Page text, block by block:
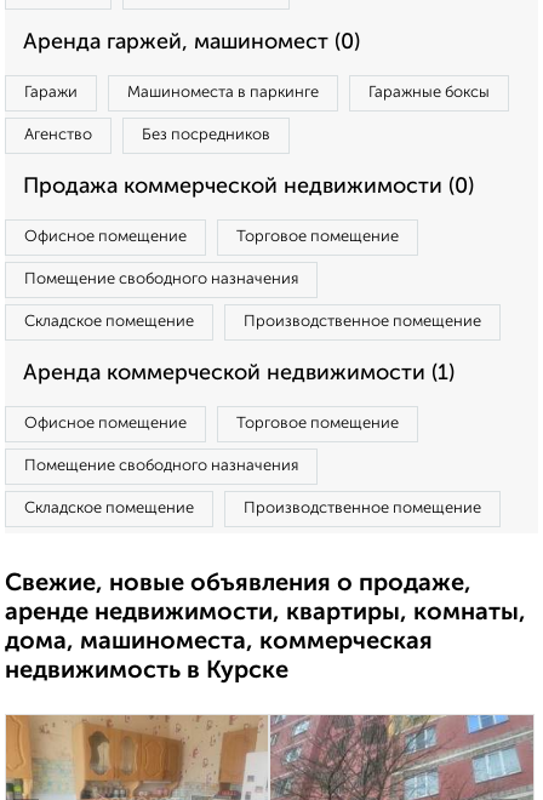
Аренда гаржей, машиномест (0)
Гаражи Машиноместа в паркинге Гаражные боксы
Агенство Без посредников
Продажа коммерческой недвижимости (0)
Офисное помещение Торговое помещение
Помещение свободного назначения
Складское помещение Производственное помещение
Аренда коммерческой недвижимости (1)
Офисное помещение Торговое помещение
Помещение свободного назначения
Складское помещение Производственное помещение
Свежие, новые объявления о продаже,
аренде недвижимости, квартиры, комнаты,
дома, машиноместа, коммерческая
недвижимость в Курске